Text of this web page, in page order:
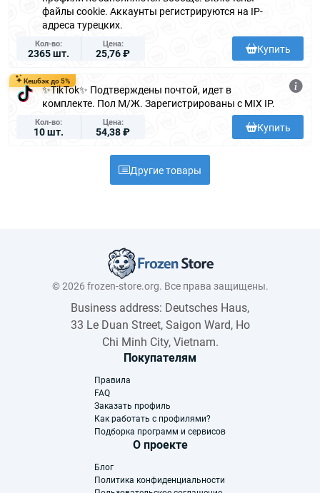
файлы cookie. Аккаунты регистрируются на IP-
адреса турецких.
Кол-во
2365 шт.
Цена
25,76 ₽ Купить
Кешбэк до 5%
✨TikTok✨ Подтверждены почтой, идет в
комплекте. Пол М/Ж. Зарегистрированы с MIX IP.
Кол-во
10 шт.
Цена
54,38 ₽ Купить
Другие товары
© 2026 frozen-store.org. Все права защищены.
Business address: Deutsches Haus,
33 Le Duan Street, Saigon Ward, Ho
Chi Minh City, Vietnam.
Покупателям
Правила
FAQ
Заказать профиль
Как работать с профилями?
Подборка программ и сервисов
О проекте
Блог
Политика конфиденциальности